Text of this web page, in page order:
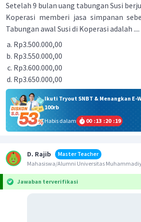
Setelah 9 bulan uang tabungan Susi
Koperasi memberi jasa simpanan
Tabungan awal Susi di Koperasi adalah ....
Rp3.500.000,00
Rp3.550.000,00
Rp3.600.000,00
Rp3.650.000,00
Ikuti Tryout SNBT & Menangkan E-
100rb
Habis dalam
00 :13 :20 :19
D. Rajib
Master Teacher
Mahasiswa/Alumni Universitas
Jawaban terverifikasi